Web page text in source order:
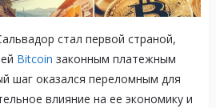
стал первой страной,
Bitcoin законным платежным
шаг оказался переломным для
влияние на ее экономику и